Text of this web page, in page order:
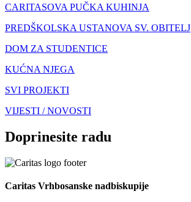
CARITASOVA PUČKA KUHINJA
PREDŠKOLSKA USTANOVA SV. OBITELJ
DOM ZA STUDENTICE
KUĆNA NJEGA
SVI PROJEKTI
VIJESTI / NOVOSTI
Doprinesite radu
Caritas Vrhbosanske nadbiskupije